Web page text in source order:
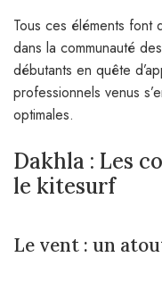
Tous ces éléments font
dans la communauté
débutants en quête
professionnels venus
optimales.
Dakhla : Les
le kitesurf
Le vent : un